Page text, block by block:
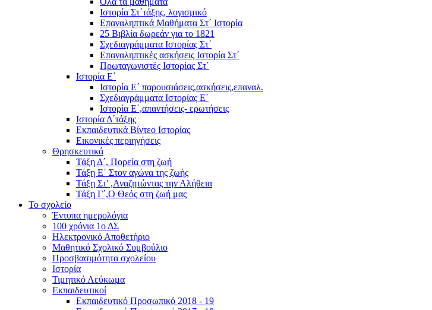
Ιστορία Στ΄τάξης, λογισμικό
Επαναληπτικά Μαθήματα Στ΄ Ιστορία
25 Βιβλία δωρεάν για το 1821
Σχεδιαγράμματα Ιστορίας Στ΄
Επαναληπτικές ασκήσεις Ιστορία Στ΄
Πρωταγωνιστές Ιστορίας Στ΄
Ιστορία Ε΄
Ιστορία Ε΄ παρουσιάσεις,ασκήσεις,επαναλ.
Σχεδιαγράμματα Ιστορίας Ε΄
Ιστορία Ε΄,απαντήσεις- ερωτήσεις
Ιστορία Δ΄τάξης
Εκπαιδευτικά Βίντεο Ιστορίας
Εικονικές περιηγήσεις
Θρησκευτικά
Τάξη Δ΄, Πορεία στη ζωή
Τάξη Ε΄ Στον αγώνα της ζωής
Τάξη Στ' ,Αναζητώντας την Αλήθεια
Τάξη Γ΄,Ο Θεός στη ζωή μας
Το σχολείο
Έντυπα ημερολόγια
100 χρόνια 1ο ΔΣ
Ηλεκτρονικό Αποθετήριο
Μαθητικό Σχολικό Συμβούλιο
Προσβασιμότητα σχολείου
Ιστορία
Τιμητικό Λεύκωμα
Εκπαιδευτικοί
Εκπαιδευτικό Προσωπικό 2018 - 19